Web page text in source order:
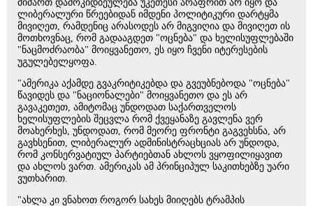
მიმართ დამოკიდბეულება უკეთესი არაფრით არ იყო და
ლიბერალური წრეებიდან იმდენი პოლიტიკური დარტყმა
მივიღეთ, რამდენიც არასოდეს არ მიგვიღია და მივიღეთ ის
მოთხოვნაც, რომ გადააგდეთ "ოცნება" და ხელისუფლებაში
"ნაცმოძრაობა" მოიყვანეთო, ეს იყო ჩვენი იტერესების
უგულებელყოფა.
"ამერიკა აქამდე გვაკრიტიკებდა და გვეუბნებოდა "ოცნება"
წავიდეს და "ნაციონალები" მოიყვანეთო და ეს არ
გავაკეთეთ, ამიტომაც უნდოდათ საქართველოს
ხელისუფლების შეცვლა რომ ქვეყანაზე გავლენა ვერ
მოახერხეს, უნდოდათ, რომ მეორე ფრონტი გაგვეხსნა, არ
გავხსენით, ლიბერალურ ადმინისტრაცხციას არ უნდოდა,
რომ კონსერვატიულ პარტიებთან ახლოს ვყოფილიყავით
და ახლოს ვართ. ამერიკას ამ პრინციპულ საკითხებზე უარი
ვუთხარით.
"ახლა კი ვნახოთ როგორ სახეს მიიღებს ტრამპის